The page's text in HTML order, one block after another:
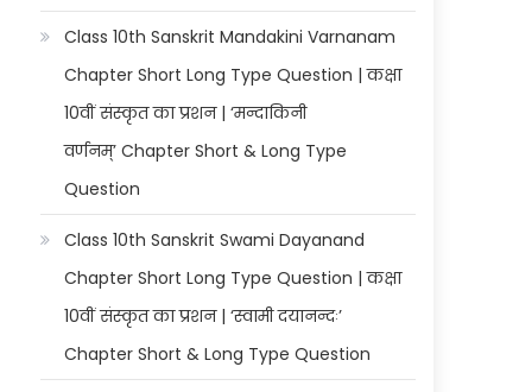
Class 10th Sanskrit Mandakini Varnanam
Chapter Short Long Type Question | कक्षा
10वीं संस्कृत का प्रशन | ‘मन्दाकिनी
वर्णनम्’ Chapter Short & Long Type
Question
Class 10th Sanskrit Swami Dayanand
Chapter Short Long Type Question | कक्षा
10वीं संस्कृत का प्रशन | ‘स्वामी दयानन्दः’
Chapter Short & Long Type Question